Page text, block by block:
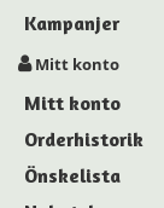
Kampanjer
Mitt konto
Mitt konto
Orderhistorik
Önskelista